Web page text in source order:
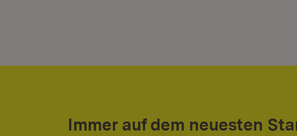
Immer auf dem neuesten